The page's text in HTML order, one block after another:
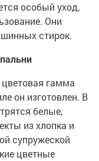
особый уход,
Они
стирок.
гамма
он изготовлен. В
белые,
из хлопка и
супружеской
цветные